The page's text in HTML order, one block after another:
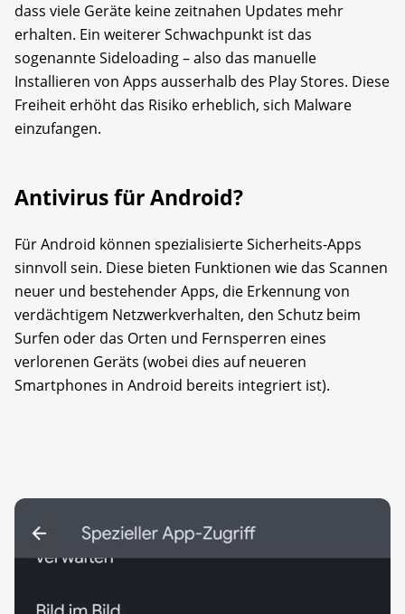
dass viele Geräte keine zeitnahen Updates mehr
erhalten. Ein weiterer Schwachpunkt ist das
sogenannte Sideloading – also das manuelle
Installieren von Apps ausserhalb des Play Stores. Diese
Freiheit erhöht das Risiko erheblich, sich Malware
einzufangen.
Antivirus für Android?
Für Android können spezialisierte Sicherheits-Apps
sinnvoll sein. Diese bieten Funktionen wie das Scannen
neuer und bestehender Apps, die Erkennung von
verdächtigem Netzwerkverhalten, den Schutz beim
Surfen oder das Orten und Fernsperren eines
verlorenen Geräts (wobei dies auf neueren
Smartphones in Android bereits integriert ist).